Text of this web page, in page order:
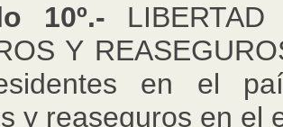
10º.- LIBERTAD
Y
en el
y reaseguros en el